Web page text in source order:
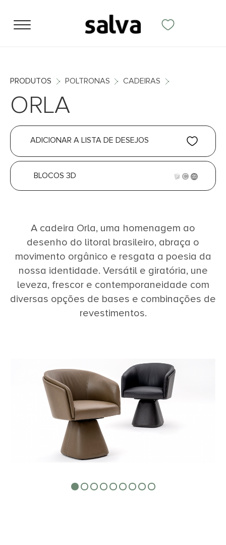
PRODUTOS POLTRONAS CADEIRAS
ORLA
ADICIONAR A LISTA DE DESEJOS
BLOCOS 3D
A cadeira Orla, uma homenagem ao
desenho do litoral brasileiro, abraça o
movimento orgânico e resgata a poesia da
nossa identidade. Versátil e giratória, une
leveza, frescor e contemporaneidade com
diversas opções de bases e combinações de
revestimentos.